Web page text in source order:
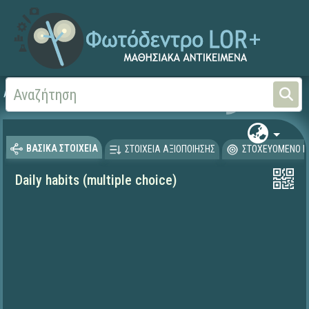
Αρχική Ξένες Γλώσσες -
ΒΑΣΙΚΑ ΣΤΟΙΧΕΙΑ ΣΤΟΙΧΕΙΑ ΑΞΙΟΠΟΙΗΣΗΣ ΣΤΟΧΕΥΟΜΕΝΟ
Daily habits (multiple choice)